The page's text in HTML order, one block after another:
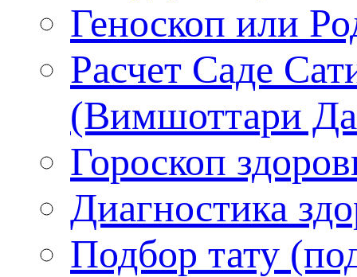
Геноскоп или
Расчет Саде
(Вимшоттари
Гороскоп
Диагностика
Подбор тату